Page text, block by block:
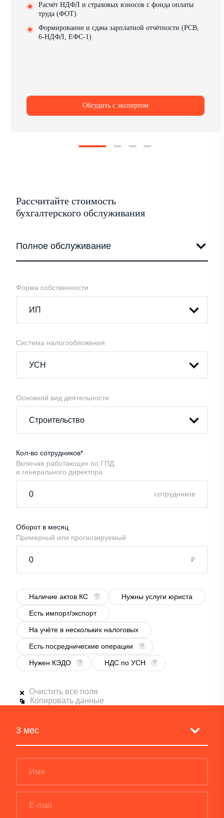
Расчёт НДФЛ и страховых взносов с фонда оплаты
труда (ФОТ)
Формирование и сдача зарплатной отчётности (РСВ,
6-НДФЛ, ЕФС-1)
Обсудить с экспертом
Рассчитайте стоимость
бухгалтерского обслуживания
Форма собственности
Система налогообложения
Основной вид деятельности
Кол-во сотрудников*
Включая работающих по ГПД
и генерального директора
cотрудников
Оборот в месяц
Примерный или прогнозируемый
₽
Наличие актов КС ? Нужны услуги юриста
Есть импорт/экспорт
На учёте в нескольких налоговых
Есть посреднические операции ?
Нужен КЭДО ? НДС по УСН ?
Очистить все поля
Копировать данные